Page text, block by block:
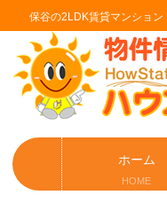
保谷の2LDK賃貸マンショ
ホーム
HOME